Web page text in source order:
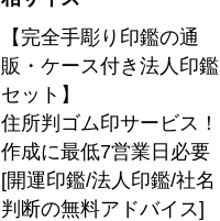
【完全手彫り印鑑の通
販・ケース付き法人印鑑
セット】
住所判ゴム印サービス！
作成に最低7営業日必要
[開運印鑑/法人印鑑/社名
判断の無料アドバイス]